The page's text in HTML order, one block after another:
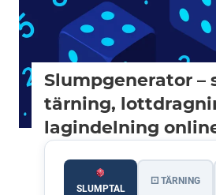
ny
teknik
Slumpgenerator –
tärning,
lagindelning
SLUMPTAL
⚀ TÄRNING